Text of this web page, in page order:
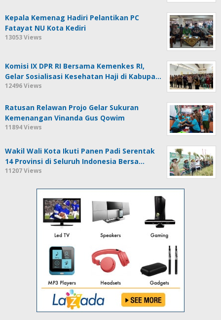
Kepala Kemenag Hadiri Pelantikan PC
Fatayat NU Kota Kediri
13053 Views
Komisi IX DPR RI Bersama Kemenkes RI,
Gelar Sosialisasi Kesehatan Haji di Kabupa…
12496 Views
Ratusan Relawan Projo Gelar Sukuran
Kemenangan Vinanda Gus Qowim
11894 Views
Wakil Wali Kota Ikuti Panen Padi Serentak
14 Provinsi di Seluruh Indonesia Bersa…
11207 Views